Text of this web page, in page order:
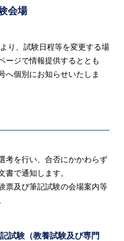
会場
り、試験日程等を変更する場
ージで情報提供するととも
へ個別にお知らせいたしま
考を行い、合否にかかわらず
書で通知します。
票及び筆記試験の会場案内等
試験（教養試験及び専門